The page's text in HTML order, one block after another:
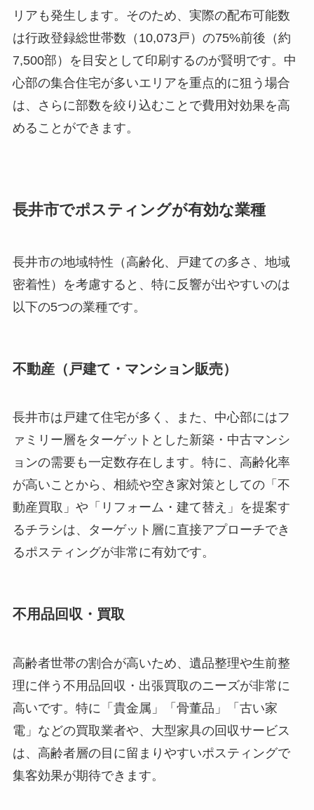
リアも発生します。そのため、実際の配布可能数
は行政登録総世帯数（10,073戸）の75%前後（約
7,500部）を目安として印刷するのが賢明です。中
心部の集合住宅が多いエリアを重点的に狙う場合
は、さらに部数を絞り込むことで費用対効果を高
めることができます。
長井市でポスティングが有効な業種
長井市の地域特性（高齢化、戸建ての多さ、地域
密着性）を考慮すると、特に反響が出やすいのは
以下の5つの業種です。
不動産（戸建て・マンション販売）
長井市は戸建て住宅が多く、また、中心部にはフ
ァミリー層をターゲットとした新築・中古マンシ
ョンの需要も一定数存在します。特に、高齢化率
が高いことから、相続や空き家対策としての「不
動産買取」や「リフォーム・建て替え」を提案す
るチラシは、ターゲット層に直接アプローチでき
るポスティングが非常に有効です。
不用品回収・買取
高齢者世帯の割合が高いため、遺品整理や生前整
理に伴う不用品回収・出張買取のニーズが非常に
高いです。特に「貴金属」「骨董品」「古い家
電」などの買取業者や、大型家具の回収サービス
は、高齢者層の目に留まりやすいポスティングで
集客効果が期待できます。